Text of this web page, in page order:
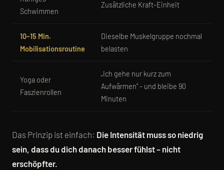
Schwimmen
Zusätzliche Kraft-Einheit
10–15 Min.
Mobilisationsroutine
Dieselbe Muskelgruppe nochmal
belasten
Yoga oder
Faszienrollen
„Ich gehe nur kurz zum
Aufwärmen" – und bleibe 90
Minuten
Das Prinzip ist einfach: Die Intensität muss so niedrig
sein, dass du dich danach besser fühlst – nicht
erschöpfter.